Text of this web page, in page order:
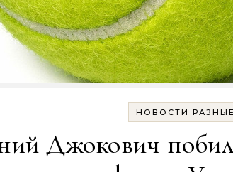
НОВОСТИ РАЗНЫЕ
Джокович